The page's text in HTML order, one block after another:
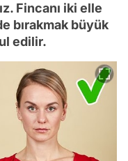
Fincanı iki elle
bırakmak büyük
edilir.